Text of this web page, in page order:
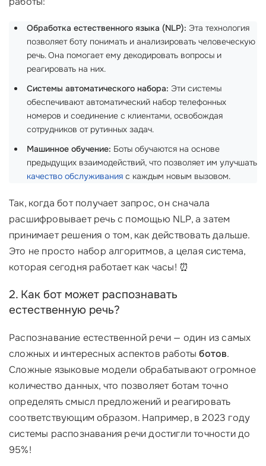
Обработка естественного языка (NLP): Эта технология
позволяет боту понимать и анализировать человеческую
речь. Она помогает ему декодировать вопросы и
реагировать на них.
Системы автоматического набора: Эти системы
обеспечивают автоматический набор телефонных
номеров и соединение с клиентами, освобождая
сотрудников от рутинных задач.
Машинное обучение: Боты обучаются на основе
предыдущих взаимодействий, что позволяет им улучшать
качество обслуживания с каждым новым вызовом.
Так, когда бот получает запрос, он сначала
расшифровывает речь с помощью NLP, а затем
принимает решения о том, как действовать дальше.
Это не просто набор алгоритмов, а целая система,
которая сегодня работает как часы! ⏰
2. Как бот может распознавать
естественную речь?
Распознавание естественной речи — один из самых
сложных и интересных аспектов работыботов.
Сложные языковые модели обрабатывают огромное
количество данных, что позволяет ботам точно
определять смысл предложений и реагировать
соответствующим образом. Например, в 2023 году
системы распознавания речи достигли точности до
95%!